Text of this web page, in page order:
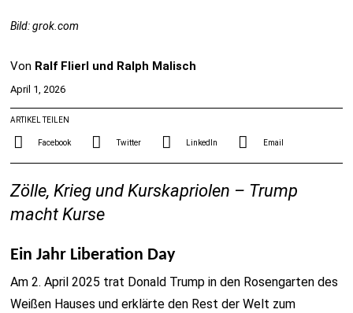
Bild: grok.com
Von Ralf Flierl und Ralph Malisch
April 1, 2026
ARTIKEL TEILEN
Facebook Twitter LinkedIn Email
Zölle, Krieg und Kurskapriolen – Trump
macht Kurse
Ein Jahr Liberation Day
Am 2. April 2025 trat Donald Trump in den Rosengarten des
Weißen Hauses und erklärte den Rest der Welt zum